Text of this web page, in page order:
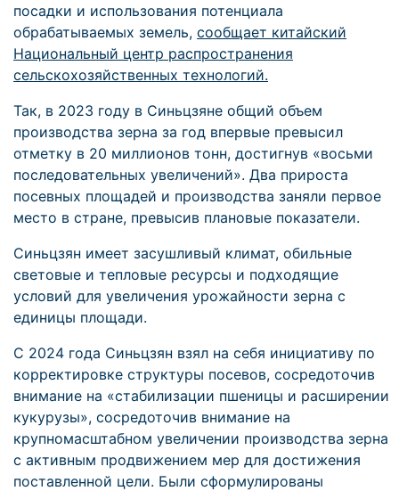
посадки и использования потенциала
обрабатываемых земель, сообщает китайский
Национальный центр распространения
сельскохозяйственных технологий.
Так, в 2023 году в Синьцзяне общий объем
производства зерна за год впервые превысил
отметку в 20 миллионов тонн, достигнув «восьми
последовательных увеличений». Два прироста
посевных площадей и производства заняли первое
место в стране, превысив плановые показатели.
Синьцзян имеет засушливый климат, обильные
световые и тепловые ресурсы и подходящие
условий для увеличения урожайности зерна с
единицы площади.
С 2024 года Синьцзян взял на себя инициативу по
корректировке структуры посевов, сосредоточив
внимание на «стабилизации пшеницы и расширении
кукурузы», сосредоточив внимание на
крупномасштабном увеличении производства зерна
с активным продвижением мер для достижения
поставленной цели. Были сформулированы